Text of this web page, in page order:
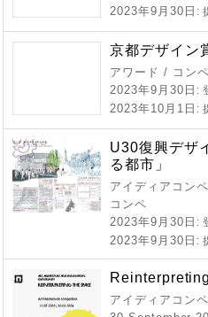
2023年9月30日 :
京都デザイン
アワード / コン
2023年9月30日 :
2023年10月1日 :
U30復興デザ
る都市」
アイディアコン
コンペ
2023年9月30日 :
2023年9月30日 :
アイディアコン